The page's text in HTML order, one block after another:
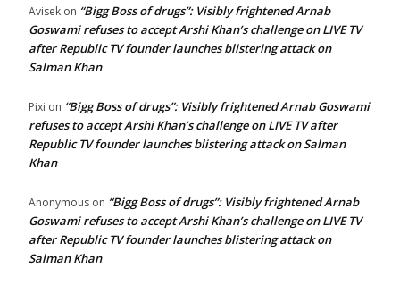
Avisek on “Bigg Boss of drugs”: Visibly frightened Arnab
Goswami refuses to accept Arshi Khan’s challenge on LIVE TV
after Republic TV founder launches blistering attack on
Salman Khan
Pixi on “Bigg Boss of drugs”: Visibly frightened Arnab Goswami
refuses to accept Arshi Khan’s challenge on LIVE TV after
Republic TV founder launches blistering attack on Salman
Khan
Anonymous on “Bigg Boss of drugs”: Visibly frightened Arnab
Goswami refuses to accept Arshi Khan’s challenge on LIVE TV
after Republic TV founder launches blistering attack on
Salman Khan